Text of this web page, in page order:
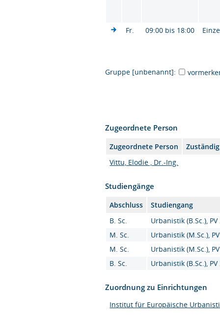
Fr. 09:00 bis 18:00
Gruppe [unbenannt]:
Zugeordnete Person
Zugeordnete Person
Vittu, Elodie , Dr.-Ing.
Studiengänge
Abschluss
Studiengang
B. Sc.
Urbanistik (B.Sc.), PV
M. Sc.
Urbanistik (M.Sc.),
M. Sc.
Urbanistik (M.Sc.),
B. Sc.
Urbanistik (B.Sc.), PV
Zuordnung zu Einrichtungen
Institut für Europäische